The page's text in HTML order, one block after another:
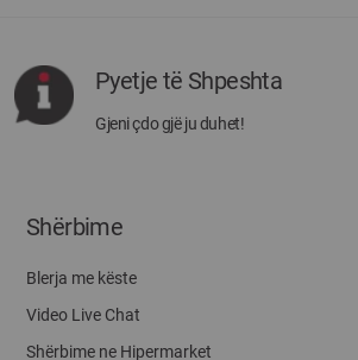
rreth
Megatek:
Pyetje të Shpeshta
Gjeni çdo gjë ju duhet!
Shërbime
Blerja me këste
Video Live Chat
Shërbime ne Hipermarket